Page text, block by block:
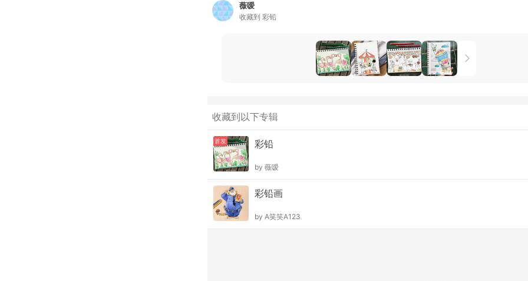
薇嗳
收藏到 彩铅
收藏到以下专辑
首发 彩铅
by 薇嗳
彩铅画
by A笑笑A123